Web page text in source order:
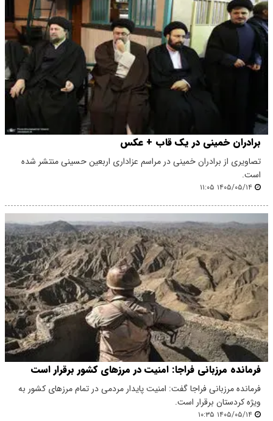
برادران خمینی در یک قاب + عکس
تصاویری از برادران خمینی در مراسم عزاداری اربعین حسینی منتشر شده
است.
۱۴۰۵/۰۵/۱۴ ۱۱:۰۵
فرمانده مرزبانی فراجا: امنیت در مرزهای کشور برقرار است
فرمانده مرزبانی فراجا گفت: امنیت پایدار مردمی در تمام مرزهای کشور به
ویژه کردستان برقرار است.
۱۴۰۵/۰۵/۱۴ ۱۰:۳۵